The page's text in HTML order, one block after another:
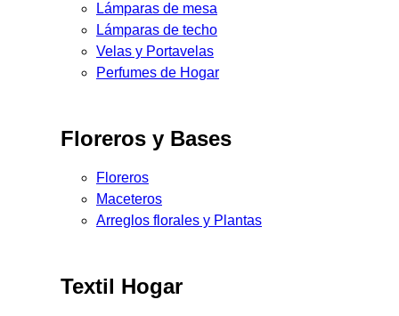
Lámparas de mesa
Lámparas de techo
Velas y Portavelas
Perfumes de Hogar
Floreros y Bases
Floreros
Maceteros
Arreglos florales y Plantas
Textil Hogar